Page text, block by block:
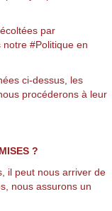
par
#Politique en
ci-dessus, les
procéderons à leur
?
il peut nous arriver de
nous assurons un